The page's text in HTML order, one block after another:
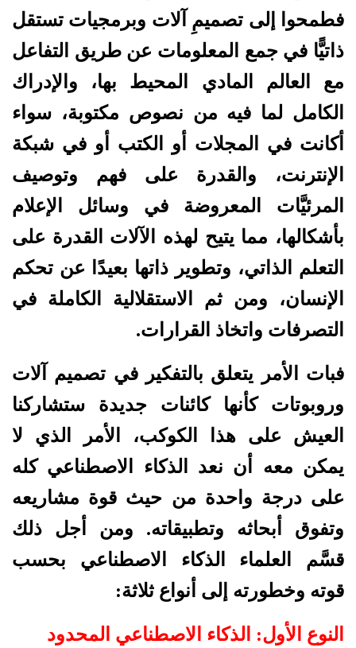
فطمحوا إلى تصميمِ آلات وبرمجيات تستقل
ذاتيًّا في جمع المعلومات عن طريق التفاعل
مع العالم المادي المحيط بها، والإدراك
الكامل لما فيه من نصوص مكتوبة، سواء
أكانت في المجلات أو الكتب أو في شبكة
الإنترنت، والقدرة على فهم وتوصيف
المرئيَّات المعروضة في وسائل الإعلام
بأشكالها، مما يتيح لهذه الآلات القدرة على
التعلم الذاتي، وتطوير ذاتها بعيدًا عن تحكم
الإنسان، ومن ثم الاستقلالية الكاملة في
التصرفات واتخاذ القرارات.
فبات الأمر يتعلق بالتفكير في تصميم آلات
وروبوتات كأنها كائنات جديدة ستشاركنا
العيش على هذا الكوكب، الأمر الذي لا
يمكن معه أن نعد الذكاء الاصطناعي كله
على درجة واحدة من حيث قوة مشاريعه
وتفوق أبحاثه وتطبيقاته. ومن أجل ذلك
قسَّم العلماء الذكاء الاصطناعي بحسب
قوته وخطورته إلى أنواع ثلاثة:
النوع الأول: الذكاء الاصطناعي المحدود